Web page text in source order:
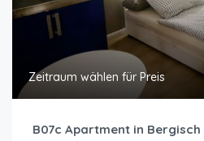
Zeitraum wählen für Preis
B07c Apartment in